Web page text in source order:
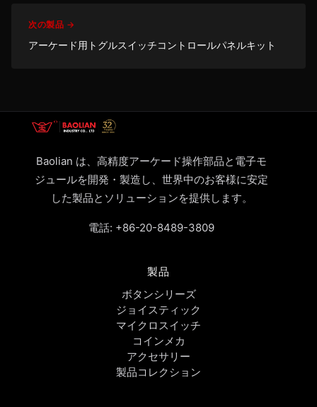
次の製品 →
アーケード用トグルスイッチコントロールパネルキット
Baolian は、高精度アーケード操作部品と電子モ
ジュールを開発・製造し、世界中のお客様に安定
した製品とソリューションを提供します。
電話: +86-20-8489-3809
製品
ボタンシリーズ
ジョイスティック
マイクロスイッチ
コインメカ
アクセサリー
製品コレクション